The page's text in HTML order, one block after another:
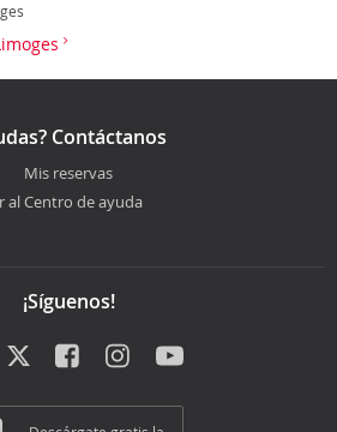
Contáctanos
Mis reservas
al Centro de ayuda
¡Síguenos!